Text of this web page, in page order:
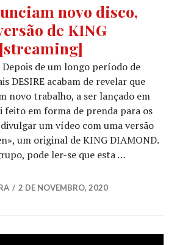
novo disco,
de KING
de um longo período de
DESIRE acabam de revelar que
novo trabalho, a ser lançado em
feito em forma de prenda para os
um vídeo com uma versão
um original de KING DIAMOND.
pode ler-se que esta …
Anunciam novo disco,
2 DE NOVEMBRO, 2020